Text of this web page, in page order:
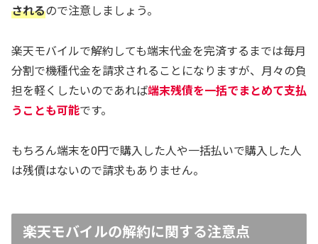
されるので注意しましょう。
楽天モバイルで解約しても端末代金を完済するまでは毎月
分割で機種代金を請求されることになりますが、月々の負
担を軽くしたいのであれば端末残債を一括でまとめて支払
うことも可能です。
もちろん端末を0円で購入した人や一括払いで購入した人
は残債はないので請求もありません。
楽天モバイルの解約に関する注意点